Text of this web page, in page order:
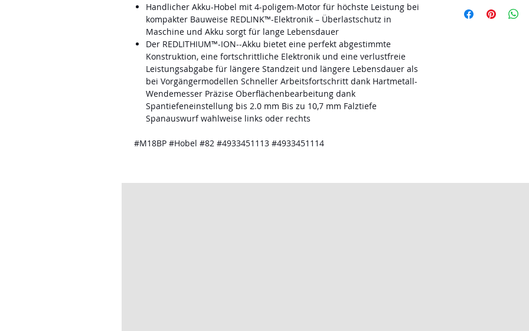
Handlicher Akku-Hobel mit 4-poligem-Motor für höchste Leistung bei
kompakter Bauweise REDLINK™-Elektronik – Überlastschutz in
Maschine und Akku sorgt für lange Lebensdauer
Der REDLITHIUM™-ION--Akku bietet eine perfekt abgestimmte
Konstruktion, eine fortschrittliche Elektronik und eine verlustfreie
Leistungsabgabe für längere Standzeit und längere Lebensdauer als
bei Vorgängermodellen Schneller Arbeitsfortschritt dank Hartmetall-
Wendemesser Präzise Oberflächenbearbeitung dank
Spantiefeneinstellung bis 2.0 mm Bis zu 10,7 mm Falztiefe
Spanauswurf wahlweise links oder rechts
#M18BP #Hobel #82 #4933451113 #4933451114
Schnittbreite (mm)